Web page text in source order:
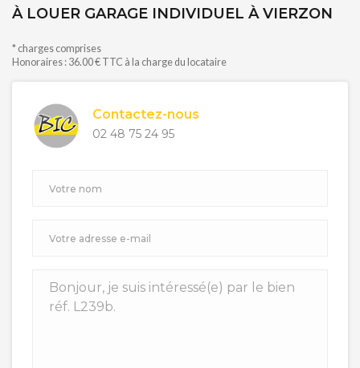
À LOUER GARAGE INDIVIDUEL À VIERZON
* charges comprises
Honoraires : 36.00 € TTC à la charge du locataire
Contactez-nous
02 48 75 24 95